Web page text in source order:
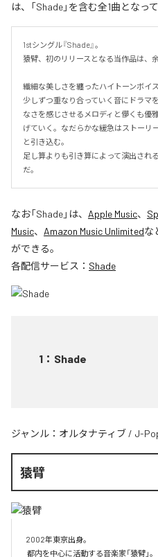
は、「Shade」を含む全1曲となっ
1stシングル『Shade』。
猿臂、初のリリースとなる当作品は、
繊細な美しさを纏ったハイトーンボイ
少しずつ重なり合っていく音にドラマ
なさを感じさせるメロディと儚くも優
げていく。なだらかな緩急はストーリ
と引き込む。
足し算よりも引き算によって演出され
だ。
なお「Shade」は、 Apple Music、
Music、 Amazon Music Unlimitedな
ができる。
各配信サービス： Shade
1 ： Shade
ジャンル： オルタナティブ / J-
猿臂
2002年東京出身。